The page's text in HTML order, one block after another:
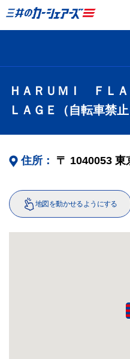
ＨＡＲＵＭＩ ＦＬ
ＬＡＧＥ（自転車禁止
住所： 〒 1040053 東
地図を動かせるようにする